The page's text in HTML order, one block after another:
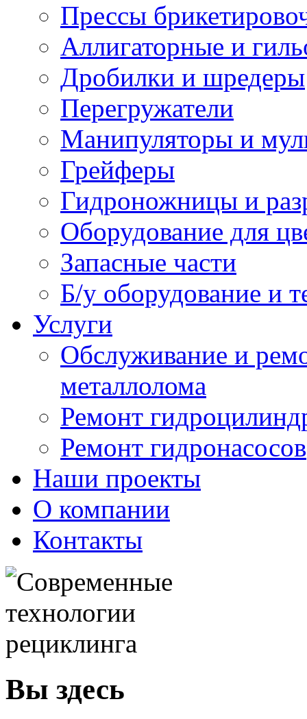
Прессы
Аллигаторные и
Дробилки и шредеры
Перегружатели
Манипуляторы и
Грейферы
Гидроножницы и
Оборудование для
Запасные части
Б/у оборудование и
Услуги
Обслуживание и
металлолома
Ремонт
Ремонт гидронасосов
Наши проекты
О компании
Контакты
Вы здесь